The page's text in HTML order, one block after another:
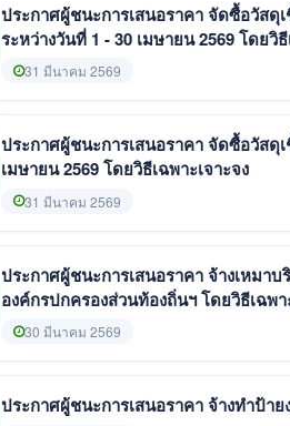
ประกาศผู้ชนะการเสนอราคา จัดซื้อวัส
ระหว่างวันที่ 1 -
31 มีนาคม 2569
ประกาศผู้ชนะการเสนอราคา จัดซื้อวัสดุ
เมษายน 2569 โดยวิธีเฉพาะเจาะจง
31 มีนาคม 2569
ประกาศผู้ชนะการเสนอราคา จ้างเหม
องค์กรปกครองส่วนท้องถิ่นฯ
30 มีนาคม 2569